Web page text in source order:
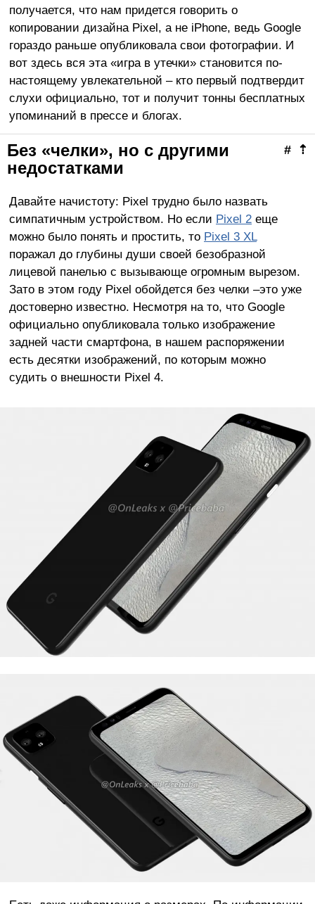
получается, что нам придется говорить о
копировании дизайна Pixel, а не iPhone, ведь Google
гораздо раньше опубликовала свои фотографии. И
вот здесь вся эта «игра в утечки» становится по-
настоящему увлекательной – кто первый подтвердит
слухи официально, тот и получит тонны бесплатных
упоминаний в прессе и блогах.
⇡
#
Без «челки», но с другими
недостатками
Давайте начистоту: Pixel трудно было назвать
симпатичным устройством. Но если Pixel 2еще
можно было понять и простить, то Pixel 3 XL
поражал до глубины души своей безобразной
лицевой панелью с вызывающе огромным вырезом.
Зато в этом году Pixel обойдется без челки –это уже
достоверно известно. Несмотря на то, что Google
официально опубликовала только изображение
задней части смартфона, в нашем распоряжении
есть десятки изображений, по которым можно
судить о внешности Pixel 4.